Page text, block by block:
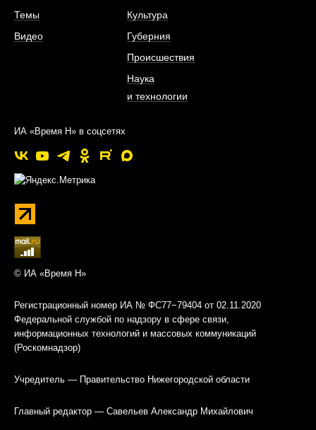
Темы
Видео
Культура
Губерния
Происшествия
Наука
и технологии
ИА «Время Н» в соцсетях
© ИА «Время Н»
Регистрационный номер ИА № ФС77−79404 от 02.11.2020
Федеральной службой по надзору в сфере связи,
информационных технологий и массовых коммуникаций
(Роскомнадзор)
Учредитель — Правительство Нижегородской области
Главный редактор — Савельев Александр Михайлович